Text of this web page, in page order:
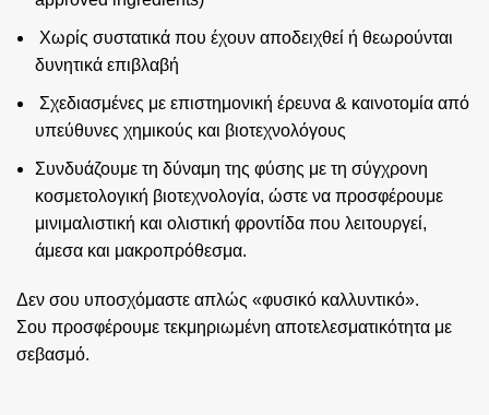
Χωρίς συστατικά που έχουν αποδειχθεί ή θεωρούνται
δυνητικά επιβλαβή
Σχεδιασμένες με επιστημονική έρευνα & καινοτομία από
υπεύθυνες χημικούς και βιοτεχνολόγους
Συνδυάζουμε τη δύναμη της φύσης με τη σύγχρονη
κοσμετολογική βιοτεχνολογία, ώστε να προσφέρουμε
μινιμαλιστική και ολιστική φροντίδα που λειτουργεί,
άμεσα και μακροπρόθεσμα.
Δεν σου υποσχόμαστε απλώς «φυσικό καλλυντικό».
Σου προσφέρουμε τεκμηριωμένη αποτελεσματικότητα με
σεβασμό.